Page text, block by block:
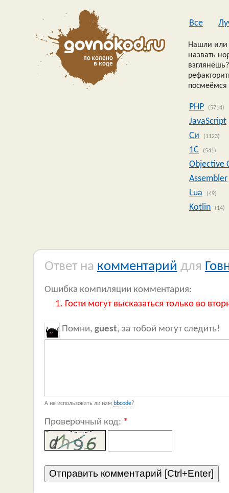
Все
Нашли или
назвать
посмеёмся
PHP (5714)
JavaScript
Си
(1123)
1C (541)
Objective
Assembler
Lua
(49)
Kotlin (14)
Ответ на комментарий для
Ошибка компиляции комментария:
Гости могут высказаться только во
Помни, guest, за тобой могут следить!
А не использовать ли нам bbcode?
Проверочный код: *